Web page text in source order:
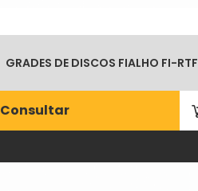
GRADES DE DISCOS FIALHO FI-RTF
Consultar